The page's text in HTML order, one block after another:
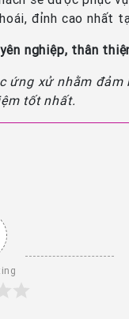
đỉnh cao nhất
nghiệp, thân
xử nhằm
tốt nhất.